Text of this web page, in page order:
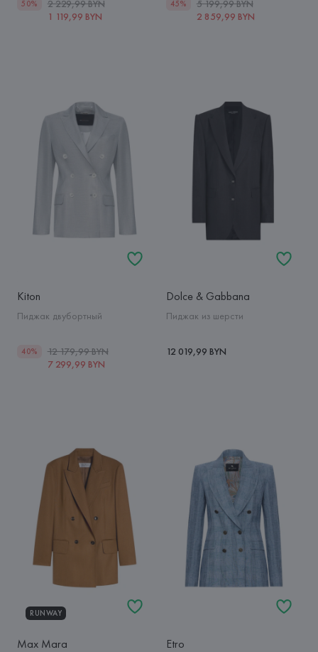
50%
2 229,99 BYN
1 119,99 BYN
45%
5 199,99 BYN
2 859,99 BYN
Kiton
Пиджак двубортный
40%
12 179,99 BYN
7 299,99 BYN
Dolce & Gabbana
Пиджак из шерсти
12 019,99 BYN
RUNWAY
Max Mara Etro